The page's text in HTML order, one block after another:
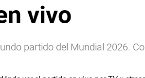
vivo
partido del Mundial 2026.